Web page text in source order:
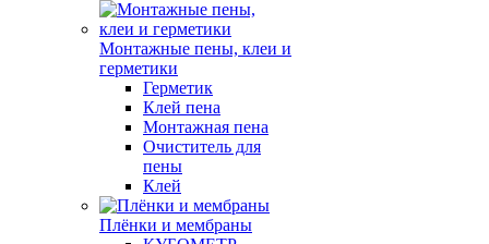
Монтажные пены, клеи и
герметики
Герметик
Клей пена
Монтажная пена
Очиститель для
пены
Клей
Плёнки и мембраны